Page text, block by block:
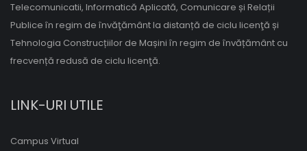
Telecomunicatii, Informatică Aplicată, Comunicare și Relații
Publice în regim de învăţământ la distanță de ciclu licenţă și
Tehnologia Construcțiilor de Mașini în regim de învățământ cu
frecvență redusă de ciclu licenţă.
LINK-URI UTILE
Campus Virtual